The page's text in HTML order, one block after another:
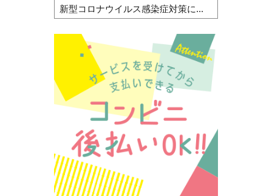
新型コロナウイルス感染症対策に...